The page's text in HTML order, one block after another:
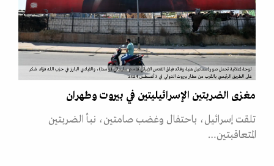
لوحة إعلانية تحمل صور إسماعيل هنية وقائد فيلق القدس الإيراني قاسم سليماني (وسط)، والقيادي البارز في حزب الله فؤاد شكر
على الطريق الرئيسي بالقرب من مطار بيروت الدولي في 3 أغسطس 2024
مغزى الضربتين الإسرائيليتين في بيروت وطهران
تلقت إسرائيل، باحتفال وغضب صامتين، نبأ الضربتين
المتعاقبتين…